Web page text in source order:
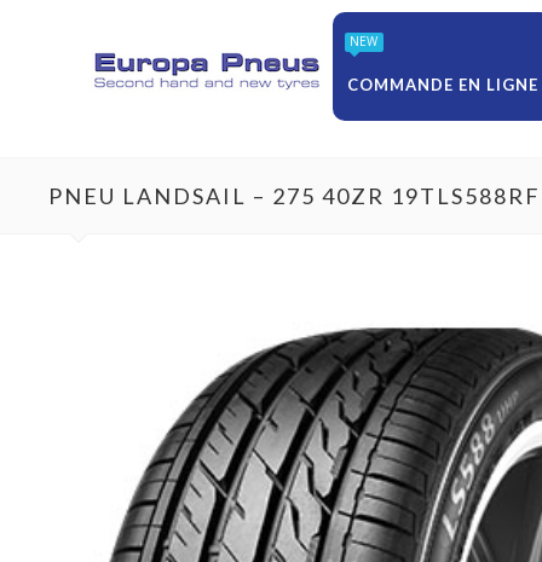
NEW
COMMANDE EN LIGNE
PNEU LANDSAIL – 275 40ZR